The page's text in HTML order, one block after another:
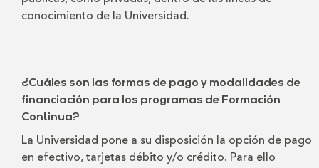
conocimiento de la Universidad.
¿Cuáles son las formas de pago y modalidades de
financiación para los programas de Formación
Continua?
La Universidad pone a su disposición la opción de pago
en efectivo, tarjetas débito y/o crédito. Para ello